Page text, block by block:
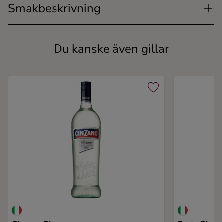
Smakbeskrivning
Du kanske även gillar